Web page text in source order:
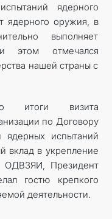
ядерного
ядерного оружия, в
выполняет
этом отмечался
нашей страны с
итоги визита
по Договору
испытаний
вклад в укрепление
ОДВЗЯИ, Президент
гостю крепкого
деятельности.